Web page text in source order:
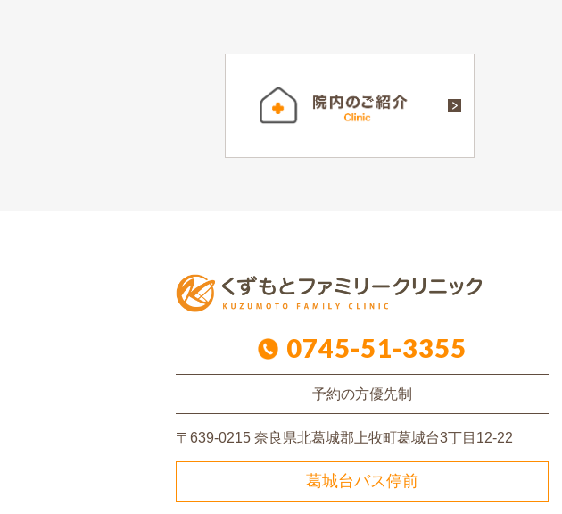
0745-51-3355
予約の方優先制
〒639-0215 奈良県北葛城郡上牧町葛城台3丁目12-22
葛城台バス停前